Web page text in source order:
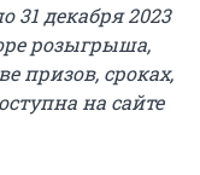
31 декабря 2023
розыгрыша,
призов, сроках,
на сайте